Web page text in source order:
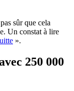
sûr que cela
Un constat à lire
».
250 000